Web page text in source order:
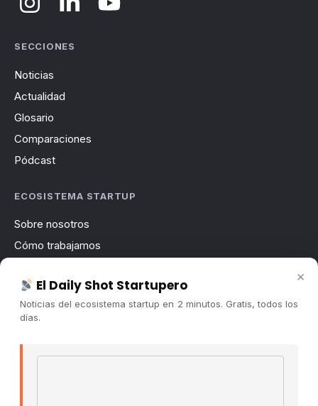
SECCIONES
Noticias
Actualidad
Glosario
Comparaciones
Pódcast
ECOSISTEMA STARTUP
Sobre nosotros
Cómo trabajamos
Contacto
Publicidad
×
El Daily Shot Startupero
Noticias del ecosistema startup en 2 minutos. Gratis, todos los
días.